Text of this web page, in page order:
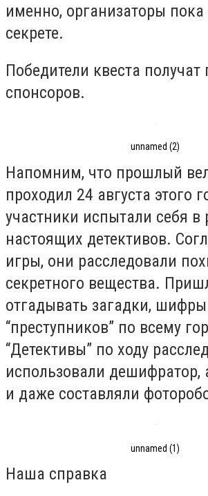
именно, организаторы
секрете.
Победители квеста получат
спонсоров.
unnamed (2)
Напомним, что прошлый
проходил 24 августа этого
участники испытали себя в
настоящих детективов.
игры, они расследовали
секретного вещества.
отгадывать загадки,
“преступников” по всему
“Детективы” по ходу
использовали дешифратор,
и даже составляли
unnamed (1)
Наша справка